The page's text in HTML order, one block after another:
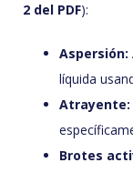
2 del PDF):
Aspersión:
líquida
Atrayente:
Brotes